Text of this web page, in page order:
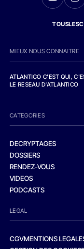
MIEUX NOUS CONNAITRE
ATLANTICO C'EST QUI,
LE RESEAU D'ATLANTICO
CATEGORIES
DECRYPTAGES
DOSSIERS
RENDEZ-VOUS
VIDEOS
PODCASTS
LEGAL
CGVMENTIONS